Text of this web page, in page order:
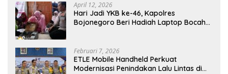
April 12, 2026
Hari Jadi YKB ke-46, Kapolres
Bojonegoro Beri Hadiah Laptop Bocah
Februari 7, 2026
ETLE Mobile Handheld Perkuat
Modernisasi Penindakan Lalu Lintas di